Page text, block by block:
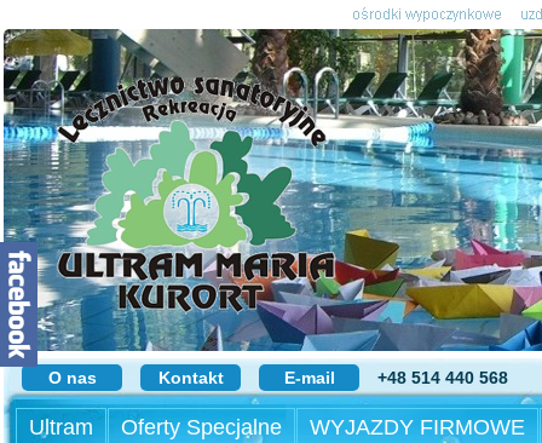
O nas Kontakt E-mail +48 514 440 568
Ultram Oferty Specjalne WYJAZDY FIRMOWE